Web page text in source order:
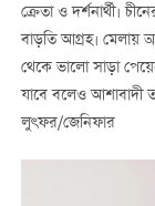
ক্রেতা ও দর্শনার্থী।
বাড়তি আগ্রহ। মেলায়
থেকে ভালো সাড়া
যাবে বলেও আশাবাদী
লুৎফর/জেনিফার